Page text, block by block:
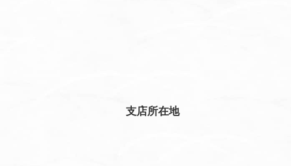
支店所在地